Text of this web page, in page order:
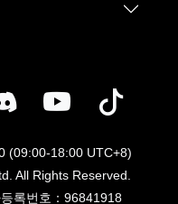
(09:00-18:00 UTC+8)
All Rights Reserved.
록번호：96841918